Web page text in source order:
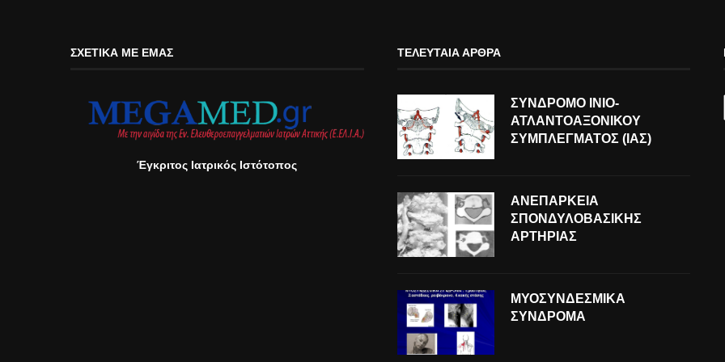
ΣΧΕΤΙΚΆ ΜΕ ΕΜΆΣ
Έγκριτος Ιατρικός Ιστότοπος
ΤΕΛΕΥΤΑΊΑ ΆΡΘΡΑ
ΣΥΝΔΡΟΜΟ ΙΝΙΟ-
ΑΤΛΑΝΤΟΑΞΟΝΙΚΟΥ
ΣΥΜΠΛΕΓΜΑΤΟΣ (ΙΑΣ)
ΑΝΕΠΑΡΚΕΙΑ
ΣΠΟΝΔΥΛΟΒΑΣΙΚΗΣ
ΑΡΤΗΡΙΑΣ
ΜΥΟΣΥΝΔΕΣΜΙΚΑ
ΣΥΝΔΡΟΜΑ